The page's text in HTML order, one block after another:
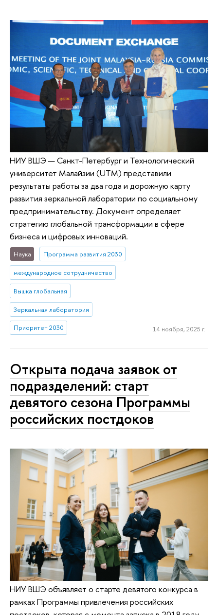
НИУ ВШЭ — Санкт-Петербург и Технологический
университет Малайзии (UTM) представили
результаты работы за два года и дорожную карту
развития зеркальной лаборатории по социальному
предпринимательству. Документ определяет
стратегию глобальной трансформации в сфере
бизнеса и цифровых инноваций.
Наука Программа развития 2030
международное сотрудничество
Вышка глобальная
Зеркальная лаборатория
Приоритет 2030 14 ноября, 2025 г.
Открыта подача заявок от
подразделений: старт
девятого сезона Программы
российских постдоков
НИУ ВШЭ объявляет о старте девятого конкурса в
рамках Программы привлечения российских